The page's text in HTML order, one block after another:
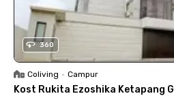
360
Coliving • Campur
Kost Rukita Ezoshika Ketapang